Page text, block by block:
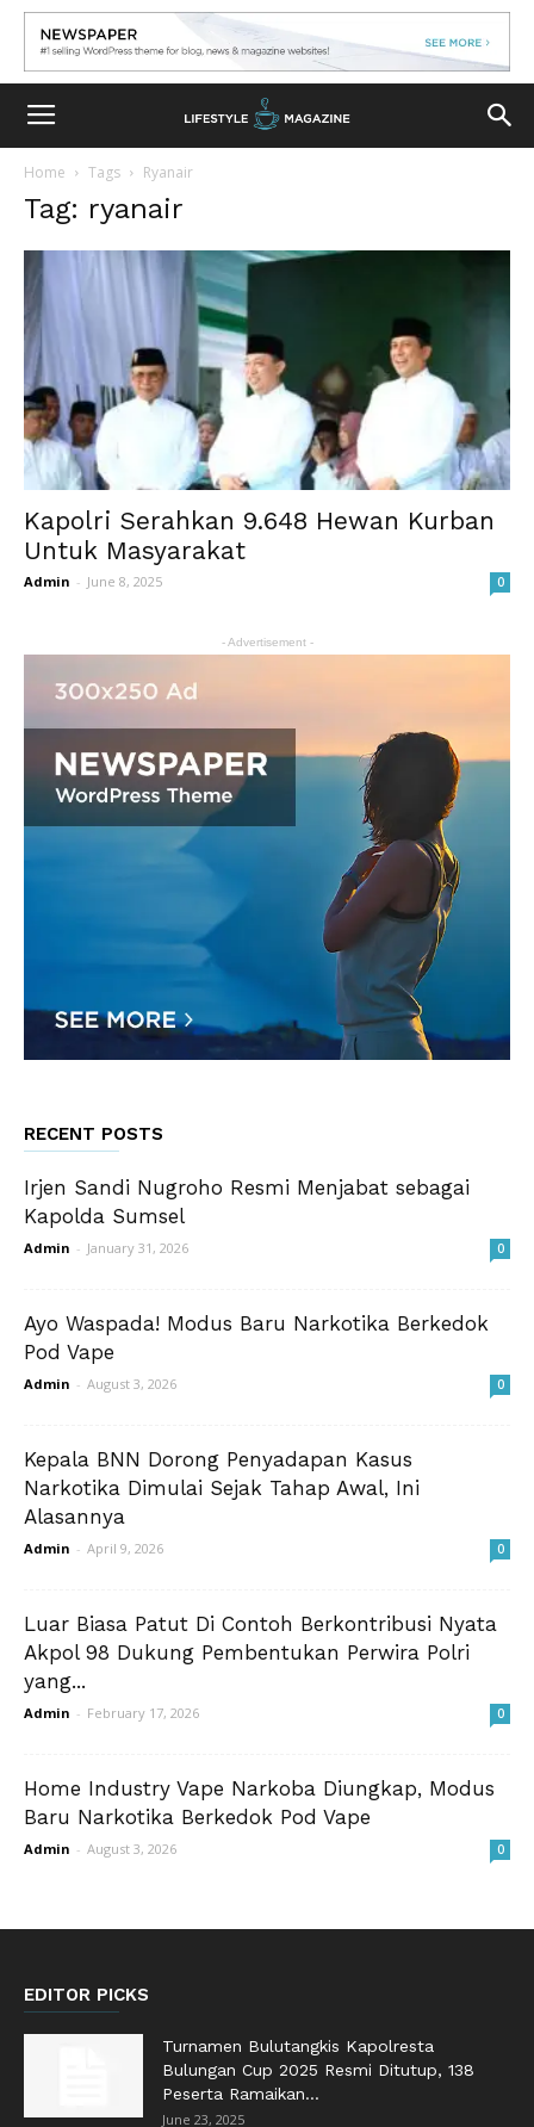
Home Tags Ryanair
Tag: ryanair
Kapolri Serahkan 9.648 Hewan Kurban
Untuk Masyarakat
Admin - June 8, 2025 0
- Advertisement -
RECENT POSTS
Irjen Sandi Nugroho Resmi Menjabat sebagai
Kapolda Sumsel
Admin - January 31, 2026 0
Ayo Waspada! Modus Baru Narkotika Berkedok
Pod Vape
Admin - August 3, 2026 0
Kepala BNN Dorong Penyadapan Kasus
Narkotika Dimulai Sejak Tahap Awal, Ini
Alasannya
Admin - April 9, 2026 0
Luar Biasa Patut Di Contoh Berkontribusi Nyata
Akpol 98 Dukung Pembentukan Perwira Polri
yang...
Admin - February 17, 2026 0
Home Industry Vape Narkoba Diungkap, Modus
Baru Narkotika Berkedok Pod Vape
Admin - August 3, 2026 0
EDITOR PICKS
Turnamen Bulutangkis Kapolresta
Bulungan Cup 2025 Resmi Ditutup, 138
Peserta Ramaikan...
June 23, 2025